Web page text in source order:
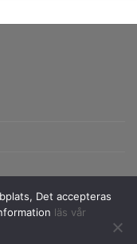
Det accepteras
läs vår